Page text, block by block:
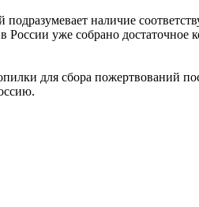
наличие
уже собрано
для сбора пожертвований